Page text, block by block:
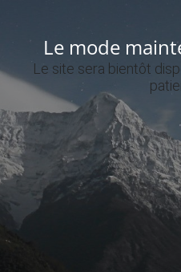
Le mode
Le site sera bientôt